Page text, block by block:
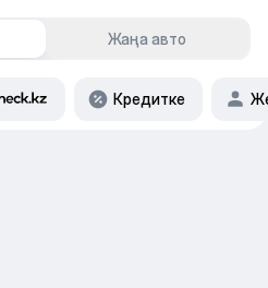
Жаңа авто
Кредитке